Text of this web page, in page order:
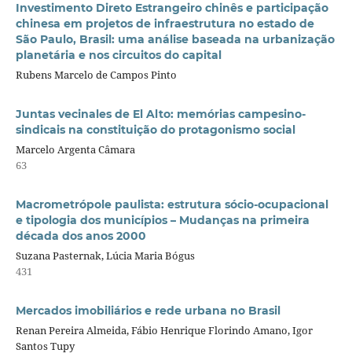
Investimento Direto Estrangeiro chinês e participação
chinesa em projetos de infraestrutura no estado de
São Paulo, Brasil: uma análise baseada na urbanização
planetária e nos circuitos do capital
Rubens Marcelo de Campos Pinto
Juntas vecinales de El Alto: memórias campesino-
sindicais na constituição do protagonismo social
Marcelo Argenta Câmara
63
Macrometrópole paulista: estrutura sócio-ocupacional
e tipologia dos municípios – Mudanças na primeira
década dos anos 2000
Suzana Pasternak, Lúcia Maria Bógus
431
Mercados imobiliários e rede urbana no Brasil
Renan Pereira Almeida, Fábio Henrique Florindo Amano, Igor
Santos Tupy